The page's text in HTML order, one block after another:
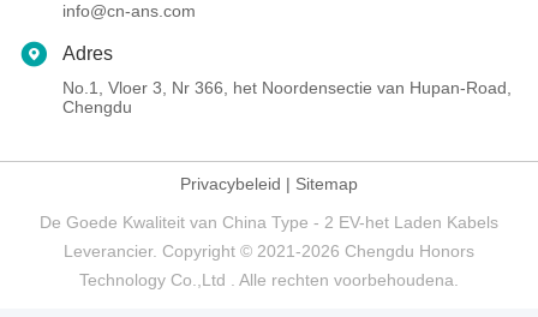
info@cn-ans.com
Adres
No.1, Vloer 3, Nr 366, het Noordensectie van Hupan-Road,
Chengdu
Privacybeleid | Sitemap
De Goede Kwaliteit van China Type - 2 EV-het Laden Kabels
Leverancier. Copyright © 2021-2026 Chengdu Honors
Technology Co.,Ltd . Alle rechten voorbehoudena.